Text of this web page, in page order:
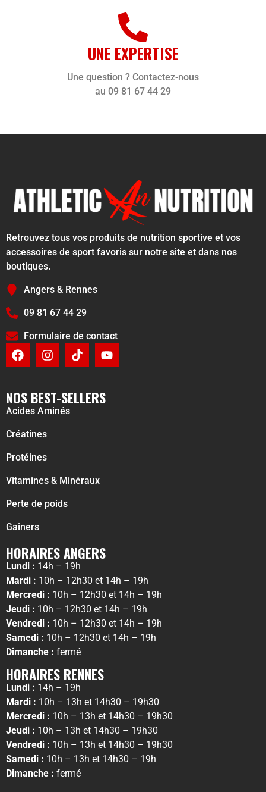
UNE EXPERTISE
Une question ? Contactez-nous
au 09 81 67 44 29
Retrouvez tous vos produits de nutrition sportive et vos
accessoires de sport favoris sur notre site et dans nos
boutiques.
Angers & Rennes
09 81 67 44 29
Formulaire de contact
NOS BEST-SELLERS
Acides Aminés
Créatines
Protéines
Vitamines & Minéraux
Perte de poids
Gainers
HORAIRES ANGERS
Lundi : 14h – 19h
Mardi : 10h – 12h30 et 14h – 19h
Mercredi : 10h – 12h30 et 14h – 19h
Jeudi : 10h – 12h30 et 14h – 19h
Vendredi : 10h – 12h30 et 14h – 19h
Samedi : 10h – 12h30 et 14h – 19h
Dimanche : fermé
HORAIRES RENNES
Lundi : 14h – 19h
Mardi : 10h – 13h et 14h30 – 19h30
Mercredi : 10h – 13h et 14h30 – 19h30
Jeudi : 10h – 13h et 14h30 – 19h30
Vendredi : 10h – 13h et 14h30 – 19h30
Samedi : 10h – 13h et 14h30 – 19h
Dimanche : fermé